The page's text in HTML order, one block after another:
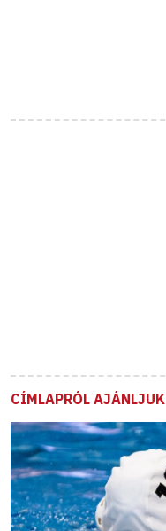
CÍMLAPRÓL AJÁNLJUK